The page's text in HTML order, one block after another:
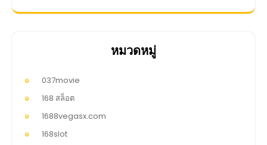
หมวดหมู่
037movie
168 สล็อต
1688vegasx.com
168slot